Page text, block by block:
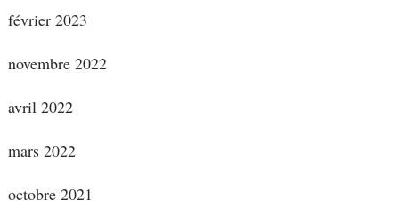
février 2023
novembre 2022
avril 2022
mars 2022
octobre 2021